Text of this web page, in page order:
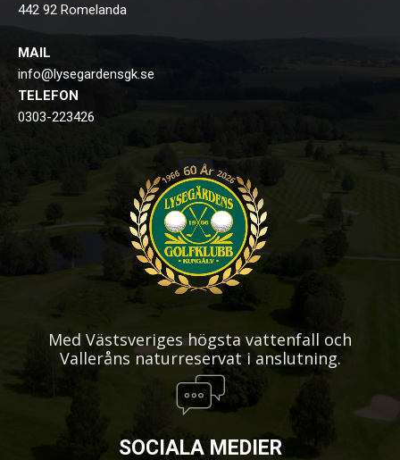
442 92 Romelanda
MAIL
info@lysegardensgk.se
TELEFON
0303-223426
Med Västsveriges högsta vattenfall och
Valleråns naturreservat i anslutning.
SOCIALA MEDIER